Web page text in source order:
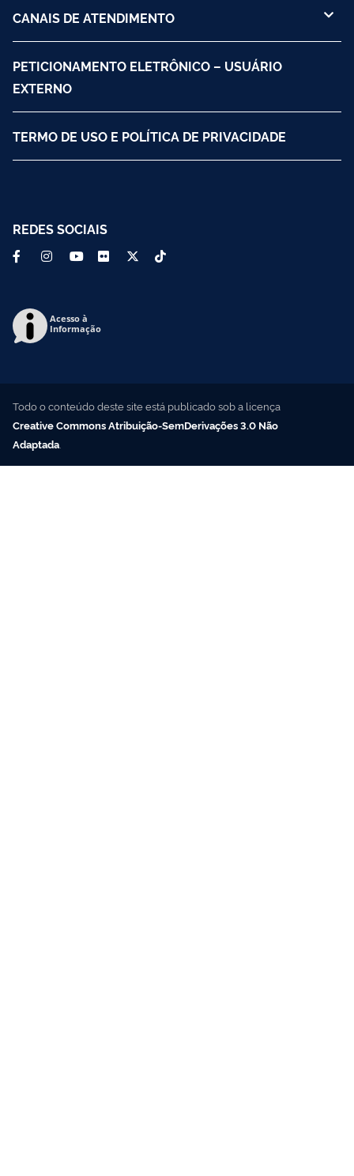
CANAIS DE ATENDIMENTO
PETICIONAMENTO ELETRÔNICO – USUÁRIO
EXTERNO
TERMO DE USO E POLÍTICA DE PRIVACIDADE
REDES SOCIAIS
Acesso à
Informação
Todo o conteúdo deste site está publicado sob a licença
Creative Commons Atribuição-SemDerivações 3.0 Não
Adaptada